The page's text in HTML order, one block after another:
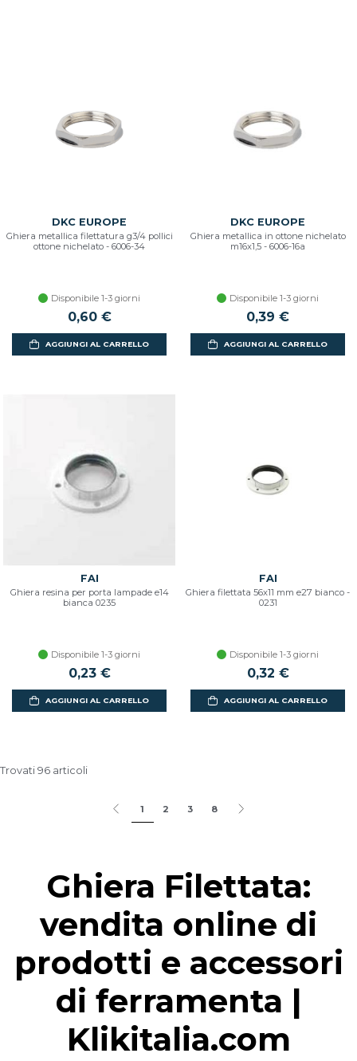
DKC EUROPE
Ghiera metallica filettatura g3/4 pollici
ottone nichelato - 6006-34
Disponibile 1-3 giorni
0,60 €
AGGIUNGI AL CARRELLO
DKC EUROPE
Ghiera metallica in ottone nichelato
m16x1,5 - 6006-16a
Disponibile 1-3 giorni
0,39 €
AGGIUNGI AL CARRELLO
FAI
Ghiera resina per porta lampade e14
bianca 0235
Disponibile 1-3 giorni
0,23 €
AGGIUNGI AL CARRELLO
FAI
Ghiera filettata 56x11 mm e27 bianco -
0231
Disponibile 1-3 giorni
0,32 €
AGGIUNGI AL CARRELLO
Trovati 96 articoli
1 2 3 8
Ghiera Filettata:
vendita online di
prodotti e accessori
di ferramenta |
Klikitalia.com